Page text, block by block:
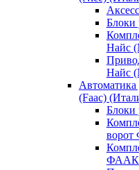
Блоки
Найс
Найс
(Faac)
ФААК